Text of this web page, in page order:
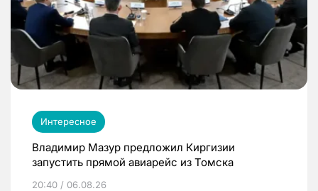
Интересное
Владимир Мазур предложил Киргизии
запустить прямой авиарейс из Томска
20:40 / 06.08.26